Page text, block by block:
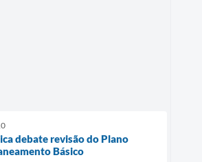
debate revisão do Plano
Básico